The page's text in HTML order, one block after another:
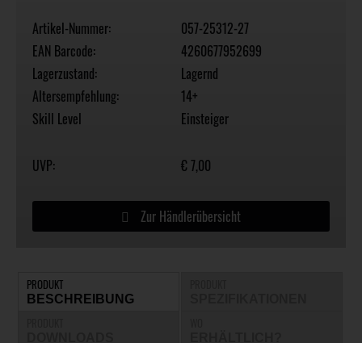
Artikel-Nummer:
057-25312-27
EAN Barcode:
4260677952699
Lagerzustand:
Lagernd
Altersempfehlung:
14+
Skill Level
Einsteiger
UVP: € 7,00
Zur Händlerübersicht
PRODUKT
BESCHREIBUNG